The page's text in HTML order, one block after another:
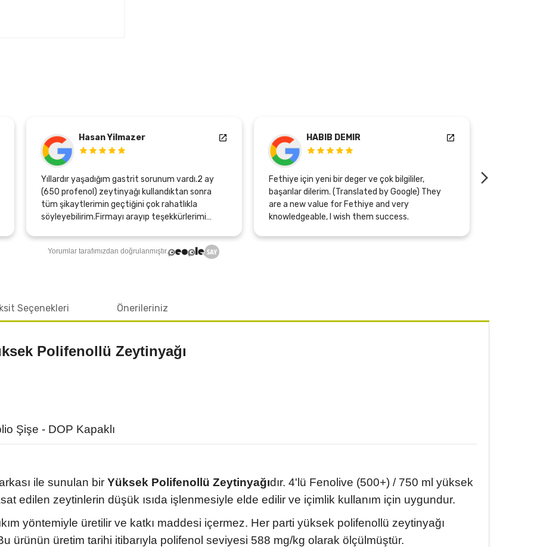
ay
geçen
işini
I had been
say that all
the
product
product,
of my
values
like to
With
HABIB DEMIR
Fethiye için yeni bir deger ve çok bilgililer,
başarılar dilerim. (Translated by Google) They
are a new value for Fethiye and very
knowledgeable, I wish them success.
Bahadır Zırh
Mükemmel bir tesis yolları açık olsun .Hele Raziye
hanım çok ilgili nazik ,açıklama yapmak için
çırpınıyor .ürünler mükemmel (Translated by
Google) It's an excellent facility. Good luck.
Especially Ms. Raziye is very caring and kind, she
tries hard to explain. The products are
Yorumlar tarafımızdan doğrulanmıştır.
Seçenekleri Önerileriniz
Polifenollü Zeytinyağı
Şişe - DOP Kapaklı
ile sunulan bir Yüksek Polifenollü Zeytinyağıdır. 4'lü Fenolive (500+) / 750 ml yüksek
edilen zeytinlerin düşük ısıda işlenmesiyle elde edilir ve içimlik kullanım için uygundur.
yöntemiyle üretilir ve katkı maddesi içermez. Her parti yüksek polifenollü zeytinyağı
ürünün üretim tarihi itibarıyla polifenol seviyesi 588 mg/kg olarak ölçülmüştür.